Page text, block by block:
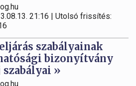
21:16 | Utolsó frissítés:
szabályainak
bizonyítvány
»